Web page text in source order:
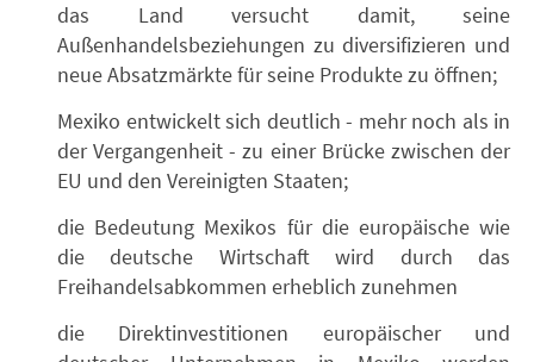
das Land versucht damit, seine
Außenhandelsbeziehungen zu diversifizieren und
neue Absatzmärkte für seine Produkte zu öffnen;
Mexiko entwickelt sich deutlich - mehr noch als in
der Vergangenheit - zu einer Brücke zwischen der
EU und den Vereinigten Staaten;
die Bedeutung Mexikos für die europäische wie
die deutsche Wirtschaft wird durch das
Freihandelsabkommen erheblich zunehmen
die Direktinvestitionen europäischer und